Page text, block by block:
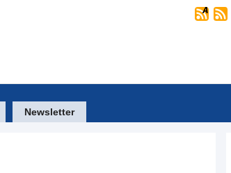
Newsletter